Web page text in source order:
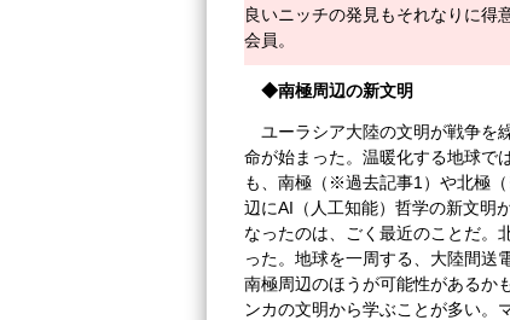
良いニッチの発見もそれなりに得
会員。
◆南極周辺の新文明
ユーラシア大陸の文明が戦争を
命が始まった。温暖化する地球で
も、南極（※過去記事1）や北極
辺にAI（人工知能）哲学の新文明
なったのは、ごく最近のことだ。
った。地球を一周する、大陸間送
南極周辺のほうが可能性があるか
ンカの文明から学ぶことが多い。